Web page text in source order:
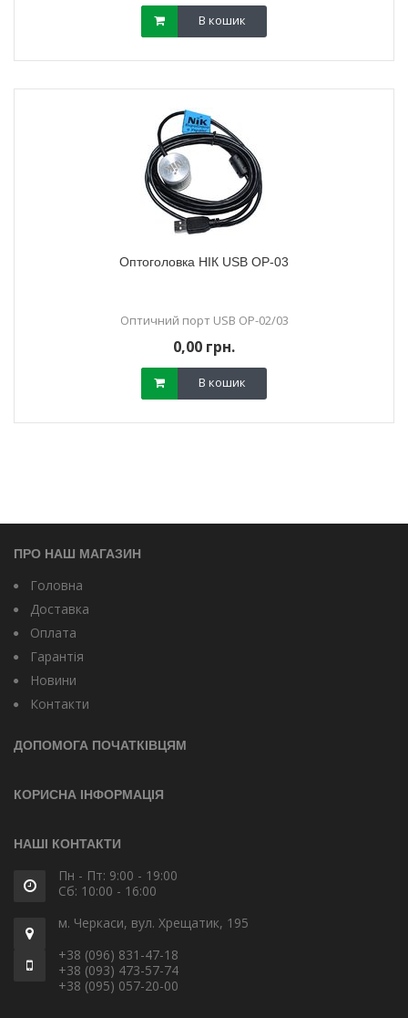
В кошик
Оптоголовка НІК USB OP-03
Оптичний порт USB OP-02/03
0,00 грн.
В кошик
ПРО НАШ МАГАЗИН
Головна
Доставка
Оплата
Гарантія
Новини
Контакти
ДОПОМОГА ПОЧАТКІВЦЯМ
КОРИСНА ІНФОРМАЦІЯ
НАШІ КОНТАКТИ
Пн - Пт: 9:00 - 19:00
Сб: 10:00 - 16:00
м. Черкаси, вул. Хрещатик, 195
+38 (096) 831-47-18
+38 (093) 473-57-74
+38 (095) 057-20-00